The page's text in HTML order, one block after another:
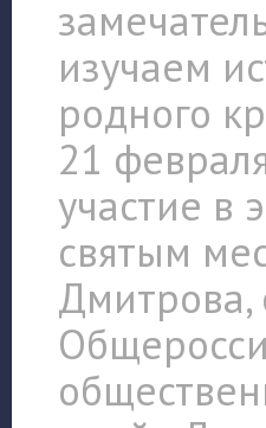
изучаем
родного
21
участие в
святым
Дмитрова,